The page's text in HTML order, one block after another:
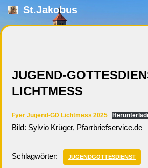
Zum
St.Jakobus
JUGEND-
LICHTMESS
Fyer Jugend-GD Lichtmess 2025
Bild: Sylvio Krüger, Pfarrbriefservice.de
Schlagwörter: JUGENDGOTTESDIENST